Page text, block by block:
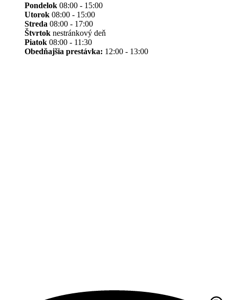
Pondelok 08:00 - 15:00
Utorok 08:00 - 15:00
Streda 08:00 - 17:00
Štvrtok nestránkový deň
Piatok 08:00 - 11:30
Obedňajšia prestávka: 12:00 - 13:00